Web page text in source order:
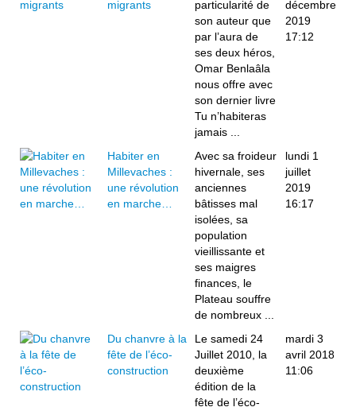
migrants
particularité de
son auteur que
par l’aura de
ses deux héros,
Omar Benlaâla
nous offre avec
son dernier livre
Tu n’habiteras
jamais ...
décembre
2019
17:12
Habiter en
Millevaches :
une révolution
en marche…
Avec sa froideur
hivernale, ses
anciennes
bâtisses mal
isolées, sa
population
vieillissante et
ses maigres
finances, le
Plateau souffre
de nombreux ...
lundi 1
juillet
2019
16:17
Du chanvre à la
fête de l’éco-
construction
Le samedi 24
Juillet 2010, la
deuxième
édition de la
fête de l’éco-
mardi 3
avril 2018
11:06